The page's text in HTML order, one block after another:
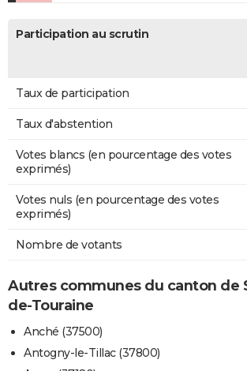
Participation au scrutin
Taux de participation
Taux d'abstention
Votes blancs (en pourcentage des votes
exprimés)
Votes nuls (en pourcentage des votes
exprimés)
Nombre de votants
Autres communes du canton de
de-Touraine
Anché (37500)
Antogny-le-Tillac (37800)